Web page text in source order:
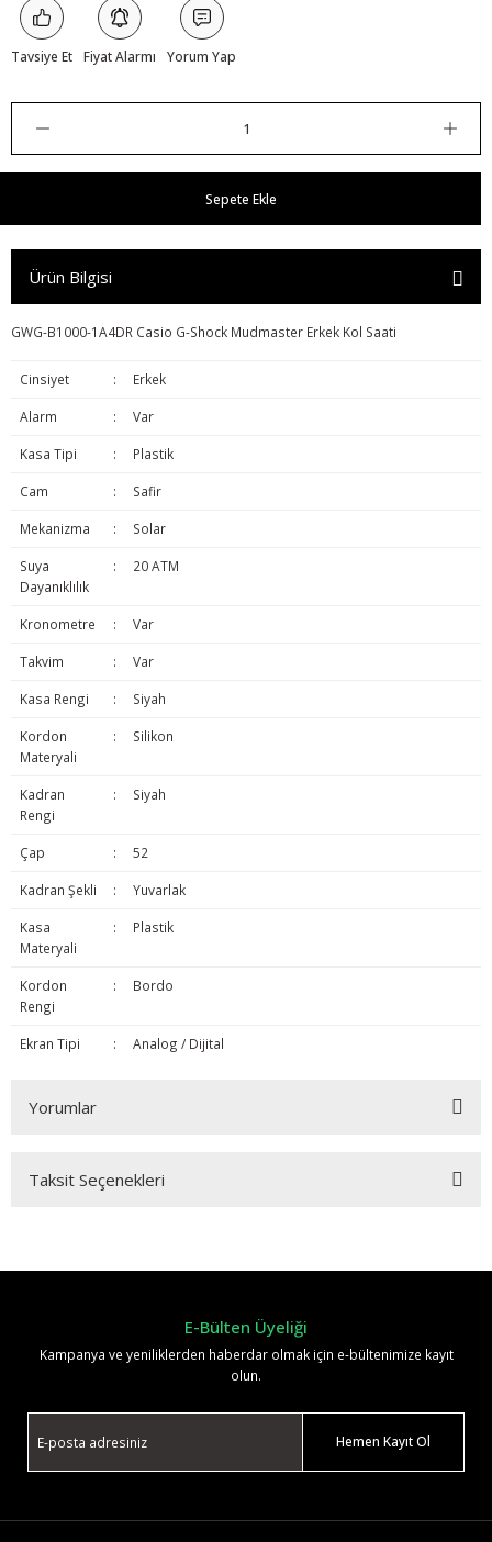
Tavsiye Et Fiyat Alarmı Yorum Yap
Sepete Ekle
Ürün Bilgisi
GWG-B1000-1A4DR Casio G-Shock Mudmaster Erkek Kol Saati
Cinsiyet : Erkek
Alarm : Var
Kasa Tipi : Plastik
Cam : Safir
Mekanizma : Solar
Suya
Dayanıklılık
: 20 ATM
Kronometre : Var
Takvim : Var
Kasa Rengi : Siyah
Kordon
Materyali
: Silikon
Kadran
Rengi
: Siyah
Çap : 52
Kadran Şekli : Yuvarlak
Kasa
Materyali
: Plastik
Kordon
Rengi
: Bordo
Ekran Tipi : Analog / Dijital
Yorumlar
Taksit Seçenekleri
E-Bülten Üyeliği
Kampanya ve yeniliklerden haberdar olmak için e-bültenimize kayıt
olun.
Hemen Kayıt Ol